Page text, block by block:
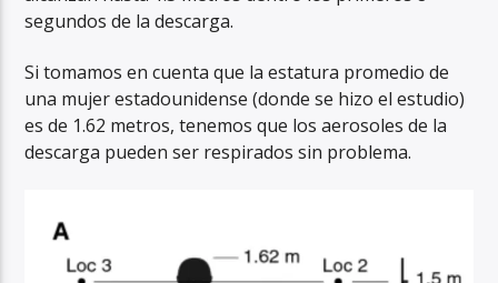
segundos de la descarga.
Si tomamos en cuenta que la estatura promedio de
una mujer estadounidense (donde se hizo el estudio)
es de 1.62 metros, tenemos que los aerosoles de la
descarga pueden ser respirados sin problema.